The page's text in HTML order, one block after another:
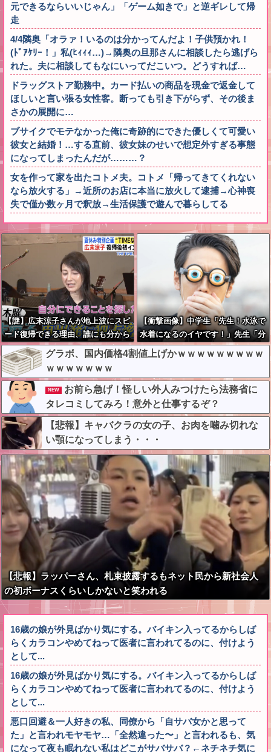
元できるならいいじゃん」「ゲーム如きで」と逆ギレして帰
走
4/4隣奥「オラァ！いるのは分かってんだよ！子供預かれ！
(ﾄﾞｱｹﾘｰ！」私(ﾋｨｨｨ…)→隣奥の旦那さんに相談したら逃げら
れた。夫に相談してもなにいってだこいつ。どうすれば…
ドラッグストア勤務中。カード払いの商品を現金で返金して
ほしいと言い張る女性客。断っても引き下がらず、その後ま
さかの展開に…
ブサイクでモテなかった俺に奇跡的にできた優しくて可愛い
彼女と結婚！…する直前、彼女妹のせいで想定外すぎる事態
になってしまったんだが………？
女を作って家を出たコトメ夫。コトメ「帰ってきてくれない
なら放火する」→近所のお店に本当に放火して逮捕→心神喪
失で僅か数ヶ月で釈放→生活保護で遊んで暮らしてる
【謎】広末涼子さんが地上波にスピ
ード復帰できる理由、誰にも分から
ない・・・
【衝撃画像】中学生「先生！水泳で
水着になるのイヤです！」先生「分
かった」→結果まさかの『こう』な
ってしまうw w w w w w w
グラボ、国内価格4割値上げかｗｗｗｗｗｗｗｗｗ
ｗｗｗｗｗｗｗ
NEW
お前ら急げ！怪しい外人みつけたら法務省に
タレコミしてみろ！意外と仕事するぞ？
【悲報】キャバクラの女の子、お肉を噛み切れな
い顎になってしまう・・・
【悲報】ラッパーさん、札束披露するもネット民から新社会人
の初ボーナスくらいしかないと笑われる
16歳の娘が外見ばかり気にする。バイキン入ってるからしば
らくカラコンやめてねって医者に言われてるのに、付けよう
として...
16歳の娘が外見ばかり気にする。バイキン入ってるからしば
らくカラコンやめてねって医者に言われてるのに、付けよう
として...
悪口回避＆一人好きの私、同僚から「自サバ女かと思って
た」と言われモヤモヤ…「全然違った〜」と言われるも、気
になって夜も眠れない私はどこがサバサバ？←ネチネチ気に